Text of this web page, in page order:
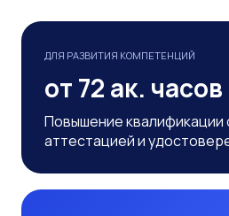
ДЛЯ РАЗВИТИЯ КОМПЕТЕНЦИЙ
от 72 ак. часов
Повышение квалификации
аттестацией и